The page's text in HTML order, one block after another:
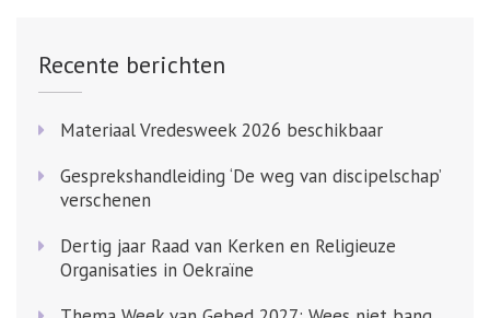
Recente berichten
Materiaal Vredesweek 2026 beschikbaar
Gesprekshandleiding ‘De weg van discipelschap’
verschenen
Dertig jaar Raad van Kerken en Religieuze
Organisaties in Oekraïne